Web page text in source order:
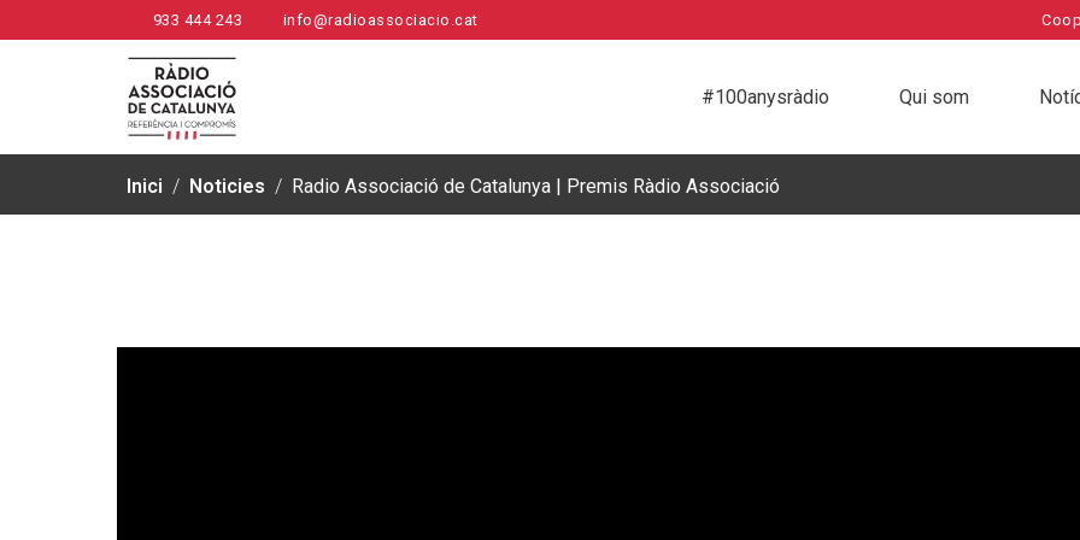
933 444 243 info@radioassociacio.cat
#100anysràdio Qui som
Inici / Noticies / Radio Associació de Catalunya | Premis Ràdio Associació